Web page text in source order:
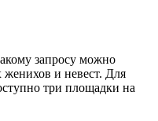
запросу можно
и невест. Для
три площадки на